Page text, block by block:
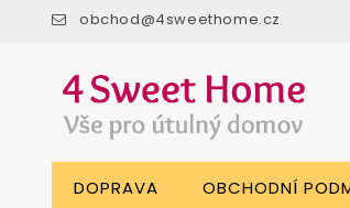
obchod@4sweethome.cz
DOPRAVA OBCHODNÍ